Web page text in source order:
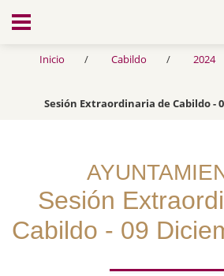
Transparencia
Inicio Cabildo 2024
Sesión Extraordinaria de Cabildo -
Sesión
Cabildo - 09